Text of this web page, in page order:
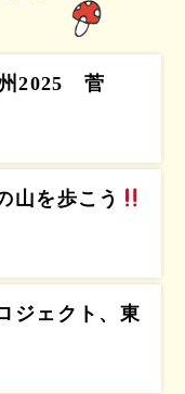
2025 菅
山を歩こう
ジェクト、東